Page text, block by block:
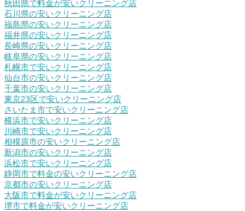
秋田県で料金が安いクリーニング店
石川県の安いクリーニング店
福島県の安いクリーニング店
福井県の安いクリーニング店
長崎県の安いクリーニング店
岐阜県の安いクリーニング店
札幌市で安いクリーニング店
仙台市の安いクリーニング店
千葉市の安いクリーニング店
東京23区で安いクリーニング店
さいたま市で安いクリーニング店
横浜市で安いクリーニング店
川崎市で安いクリーニング店
相模原市の安いクリーニング店
新潟市の安いクリーニング店
浜松市で安いクリーニング店
静岡市で料金の安いクリーニング店
京都市の安いクリーニング店
大阪市で料金が安いクリーニング店
堺市で料金が安いクリーニング店